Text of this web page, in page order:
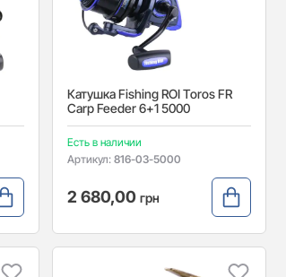
Катушка Fishing ROI Toros FR
Carp Feeder 6+1 5000
Есть в наличии
Артикул: 816-03-5000
2 680,00 грн